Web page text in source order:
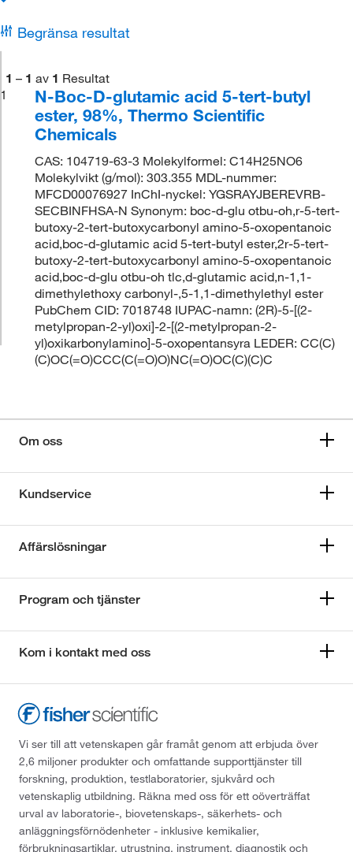
Begränsa resultat
1 – 1 av 1 Resultat
1
N-Boc-D-glutamic acid 5-tert-butyl
ester, 98%, Thermo Scientific
Chemicals
CAS: 104719-63-3 Molekylformel: C14H25NO6
Molekylvikt (g/mol): 303.355 MDL-nummer:
MFCD00076927 InChI-nyckel: YGSRAYJBEREVRB-
SECBINFHSA-N Synonym: boc-d-glu otbu-oh,r-5-tert-
butoxy-2-tert-butoxycarbonyl amino-5-oxopentanoic
acid,boc-d-glutamic acid 5-tert-butyl ester,2r-5-tert-
butoxy-2-tert-butoxycarbonyl amino-5-oxopentanoic
acid,boc-d-glu otbu-oh tlc,d-glutamic acid,n-1,1-
dimethylethoxy carbonyl-,5-1,1-dimethylethyl ester
PubChem CID: 7018748 IUPAC-namn: (2R)-5-[(2-
metylpropan-2-yl)oxi]-2-[(2-metylpropan-2-
yl)oxikarbonylamino]-5-oxopentansyra LEDER: CC(C)
(C)OC(=O)CCC(C(=O)O)NC(=O)OC(C)(C)C
Om oss
Kundservice
Affärslösningar
Program och tjänster
Kom i kontakt med oss
Vi ser till att vetenskapen går framåt genom att erbjuda över
2,6 miljoner produkter och omfattande supporttjänster till
forskning, produktion, testlaboratorier, sjukvård och
vetenskaplig utbildning. Räkna med oss för ett oöverträffat
urval av laboratorie-, biovetenskaps-, säkerhets- och
anläggningsförnödenheter - inklusive kemikalier,
förbrukningsartiklar, utrustning, instrument, diagnostik och